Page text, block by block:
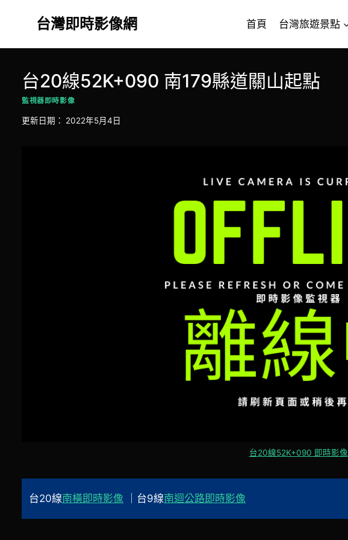
台灣即時影像網 首頁 台灣旅遊景點
台20線52K+090 南179縣道關山起點
監視器即時影像
更新日期： 2022年5月4日
台20線52K+090 即時影像
台20線南橫即時影像 ｜台9線南迴公路即時影像